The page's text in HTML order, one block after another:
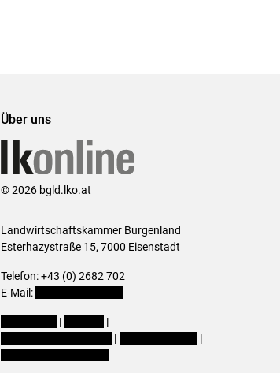
Über uns
© 2026 bgld.lko.at
Landwirtschaftskammer Burgenland
Esterhazystraße 15, 7000 Eisenstadt
Telefon: +43 (0) 2682 702
E-Mail:
|
|
|
|